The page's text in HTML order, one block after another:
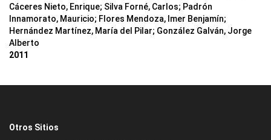
Cáceres Nieto, Enrique; Silva Forné, Carlos; Padrón
Innamorato, Mauricio; Flores Mendoza, Imer Benjamín;
Hernández Martínez, María del Pilar; González Galván, Jorge
Alberto
2011
Otros Sitios